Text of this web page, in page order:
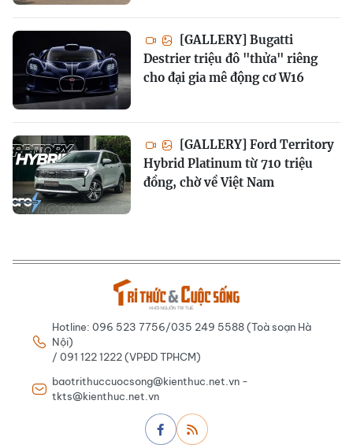
[GALLERY] Bugatti
Destrier triệu đô "thửa" riêng
cho đại gia mê động cơ W16
[GALLERY] Ford Territory
Hybrid Platinum từ 710 triệu
đồng, chờ về Việt Nam
Hotline: 096 523 7756/035 249 5588 (Toà soạn Hà
Nội)
/ 091 122 1222 (VPĐD TPHCM)
baotrithuccuocsong@kienthuc.net.vn -
tkts@kienthuc.net.vn